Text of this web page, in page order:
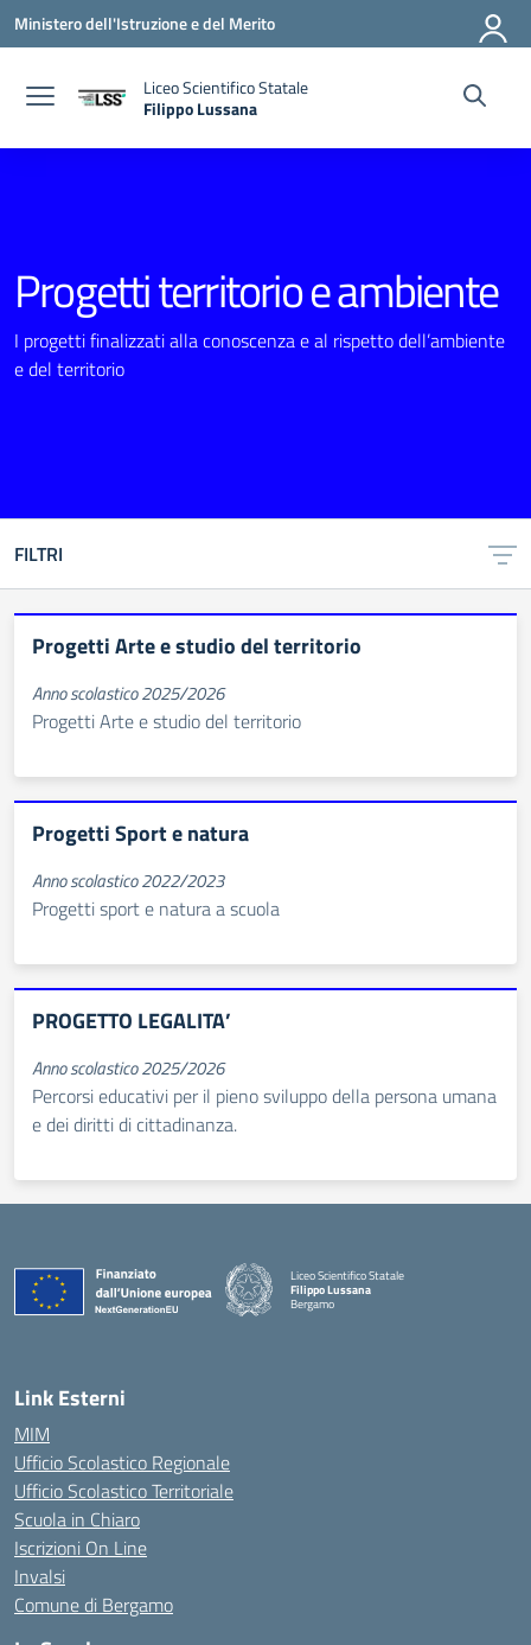
Vai ai contenuti
Vai al menu di navigazione
Vai al footer
Ministero dell'Istruzione e del Merito
Liceo Scientifico Statale
Filippo Lussana
Progetti territorio e ambiente
I progetti finalizzati alla conoscenza e al rispetto dell’ambiente
e del territorio
FILTRI
Progetti Arte e studio del territorio
Anno scolastico 2025/2026
Progetti Arte e studio del territorio
Progetti Sport e natura
Anno scolastico 2022/2023
Progetti sport e natura a scuola
PROGETTO LEGALITA’
Anno scolastico 2025/2026
Percorsi educativi per il pieno sviluppo della persona umana
e dei diritti di cittadinanza.
Liceo Scientifico Statale
Filippo Lussana
Bergamo
— Visita la pagina iniziale della scuola
Link Esterni
MIM
Ufficio Scolastico Regionale
Ufficio Scolastico Territoriale
Scuola in Chiaro
Iscrizioni On Line
Invalsi
Comune di Bergamo